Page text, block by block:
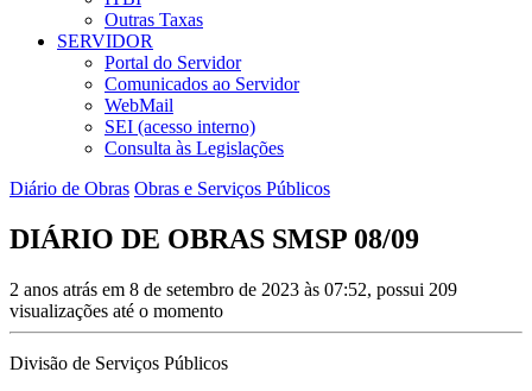
Outras Taxas
SERVIDOR
Portal do Servidor
Comunicados ao Servidor
WebMail
SEI (acesso interno)
Consulta às Legislações
Diário de Obras Obras e Serviços Públicos
DIÁRIO DE OBRAS SMSP 08/09
2 anos atrás em 8 de setembro de 2023 às 07:52, possui 209
visualizações até o momento
Divisão de Serviços Públicos